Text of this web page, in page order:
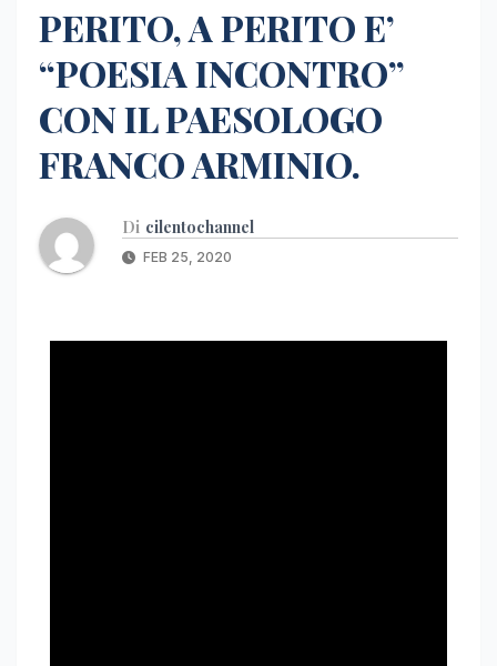
PERITO, A PERITO E’
“POESIA INCONTRO”
CON IL PAESOLOGO
FRANCO ARMINIO.
Di cilentochannel
FEB 25, 2020